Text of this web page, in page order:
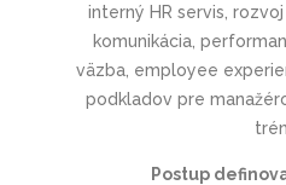
interný HR servis,
komunikácia,
väzba, employee
podkladov pre
Postup